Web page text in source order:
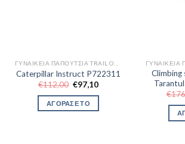
Caterpillar Instruct P722311
€112,00 Original
price
was:
€112,00.
€97,10Η
ΑΓΟΡΑΣΕ ΤΟ
Climbing
€